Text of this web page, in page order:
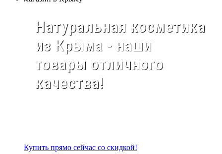
Натуральная косметика
из Крыма - наши
товары отличного
качества!
Купить прямо сейчас со скидкой!